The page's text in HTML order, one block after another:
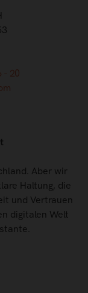
- 20
Aber wir
Haltung, die
und Vertrauen
digitalen Welt